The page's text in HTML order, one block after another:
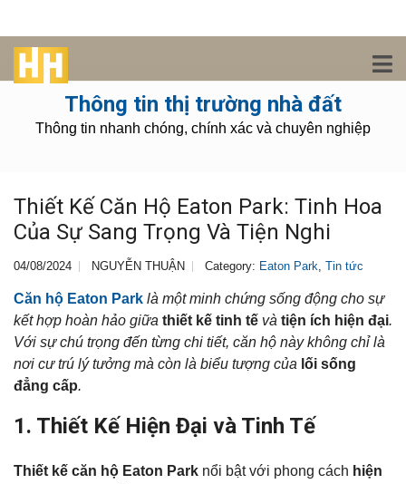
Thông tin thị trường nhà đất
Thông tin nhanh chóng, chính xác và chuyên nghiệp
Thiết Kế Căn Hộ Eaton Park: Tinh Hoa
Của Sự Sang Trọng Và Tiện Nghi
04/08/2024 NGUYỄN THUẬN Category: Eaton Park, Tin tức
Căn hộ Eaton Park là một minh chứng sống động cho sự
kết hợp hoàn hảo giữa thiết kế tinh tế và tiện ích hiện đại.
Với sự chú trọng đến từng chi tiết, căn hộ này không chỉ là
nơi cư trú lý tưởng mà còn là biểu tượng của lối sống
đẳng cấp.
1. Thiết Kế Hiện Đại và Tinh Tế
Thiết kế căn hộ Eaton Park nổi bật với phong cách hiện